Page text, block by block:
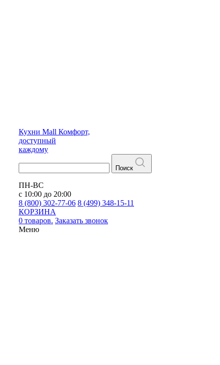
Кухни Mall Комфорт,
доступный
каждому
Поиск
ПН-ВС
с 10:00 до 20:00
8 (800) 302-77-06 8 (499) 348-15-11
КОРЗИНА
0 товаров. Заказать звонок
Меню